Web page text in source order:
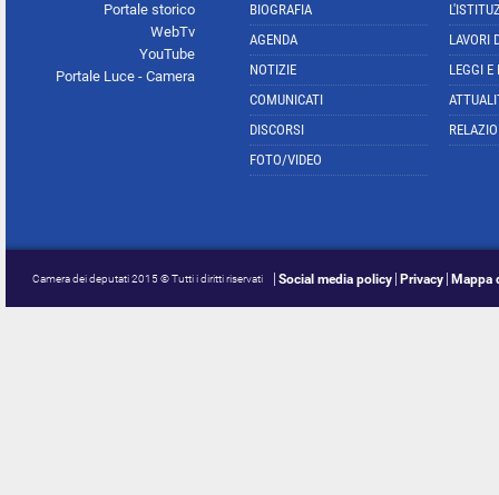
Portale storico
WebTv
YouTube
Portale Luce - Camera
BIOGRAFIA
AGENDA
NOTIZIE
COMUNICATI
DISCORSI
FOTO/VIDEO
LAVORI
LEGGI E
Camera dei deputati 2015 © Tutti i diritti riservati Social media policy Privacy Mappa